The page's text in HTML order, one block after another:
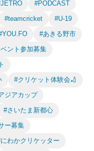
#PODCAST
#teamcricket
#U-19
#あきる野市
ント参加募集
#クリケット体験会🏏
ジアカップ
#さいたま新都心
ー募集
わかクリケッター